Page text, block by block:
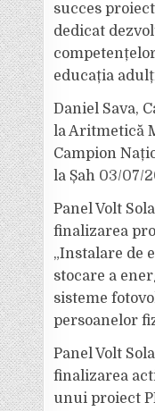
succes
dedicat
educația
Daniel Sava,
la Aritmetică
Campion
la Șah 03/07/
Panel Volt
finalizarea
„Instalare de
stocare a
sisteme
persoanelor
Panel Volt
finalizarea
unui proiect